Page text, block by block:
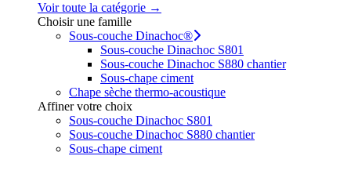
Voir toute la catégorie →
Choisir une famille
Sous-couche Dinachoc®
Sous-couche Dinachoc S801
Sous-couche Dinachoc S880 chantier
Sous-chape ciment
Chape sèche thermo-acoustique
Affiner votre choix
Sous-couche Dinachoc S801
Sous-couche Dinachoc S880 chantier
Sous-chape ciment